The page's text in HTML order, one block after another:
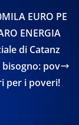
EURO PE
ENERGIA
di Catanz
bisogno: pov
per i poveri!